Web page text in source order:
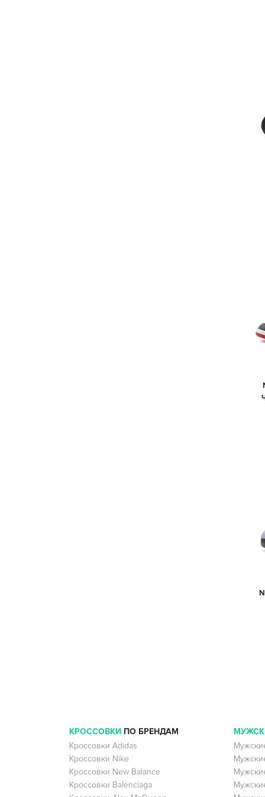
КРОССОВКИ ПО БРЕНДАМ
Кроссовки Adidas
Кроссовки Nike
Кроссовки New Balance
Кроссовки Balenciaga